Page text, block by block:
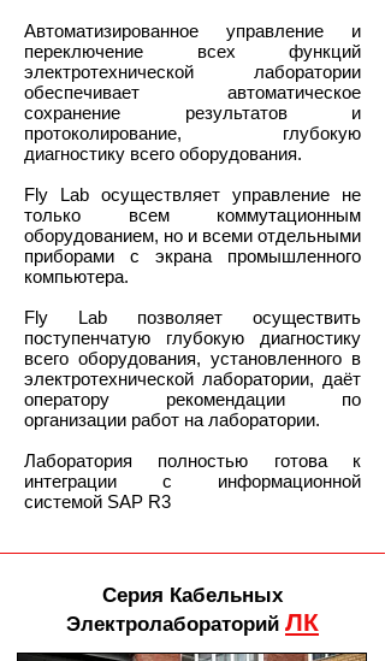
Автоматизированное управление и
переключение всех функций
электротехнической лаборатории
обеспечивает автоматическое
сохранение результатов и
протоколирование, глубокую
диагностику всего оборудования.
Fly Lab осуществляет управление не
только всем коммутационным
оборудованием, но и всеми отдельными
приборами с экрана промышленного
компьютера.
Fly Lab позволяет осуществить
поступенчатую глубокую диагностику
всего оборудования, установленного в
электротехнической лаборатории, даёт
оператору рекомендации по
организации работ на лаборатории.
Лаборатория полностью готова к
интеграции с информационной
системой SAP R3
Серия Кабельных
Электролабораторий ЛК